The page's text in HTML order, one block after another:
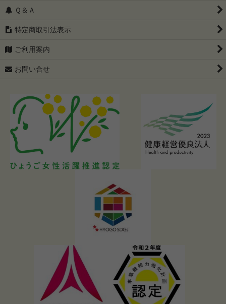
Ｑ＆Ａ
特定商取引法表示
ご利用案内
お問い合せ